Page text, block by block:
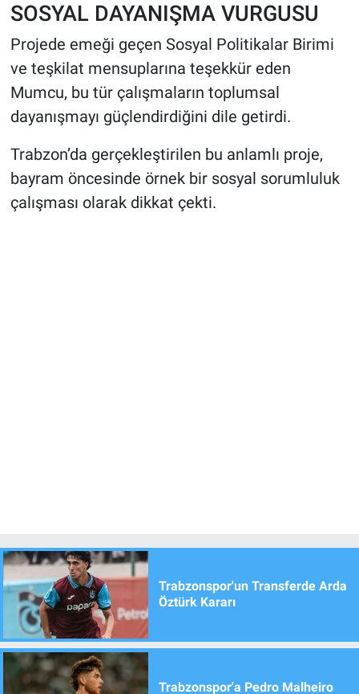
SOSYAL DAYANIŞMA VURGUSU
Projede emeği geçen Sosyal Politikalar Birimi
ve teşkilat mensuplarına teşekkür eden
Mumcu, bu tür çalışmaların toplumsal
dayanışmayı güçlendirdiğini dile getirdi.
Trabzon’da gerçekleştirilen bu anlamlı proje,
bayram öncesinde örnek bir sosyal sorumluluk
çalışması olarak dikkat çekti.
Trabzonspor'un Transferde Arda
Öztürk Kararı
Trabzonspor'a Pedro Malheiro